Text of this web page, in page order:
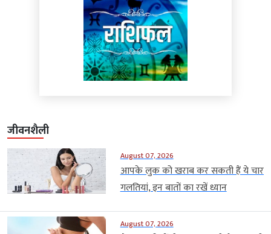
जीवनशैली
August 07, 2026
आपके लुक को खराब कर सकती हैं ये चार
गलतियां, इन बातों का रखें ध्यान
August 07, 2026